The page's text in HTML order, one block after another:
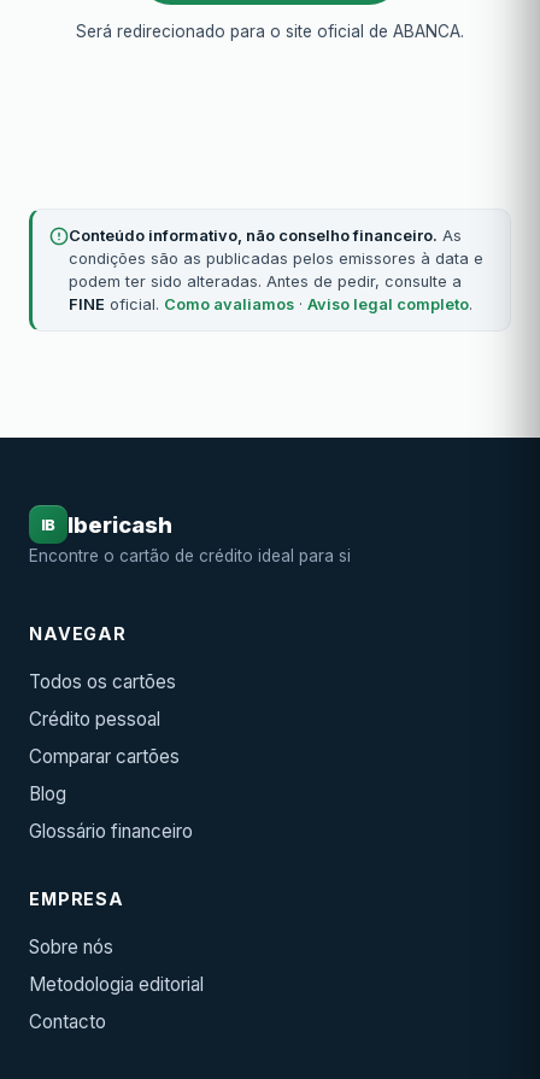
Será redirecionado para o site oficial de ABANCA.
Conteúdo informativo, não conselho financeiro. As
condições são as publicadas pelos emissores à data e
podem ter sido alteradas. Antes de pedir, consulte a
FINE oficial. Como avaliamos · Aviso legal completo.
IB Ibericash
Encontre o cartão de crédito ideal para si
NAVEGAR
Todos os cartões
Crédito pessoal
Comparar cartões
Blog
Glossário financeiro
EMPRESA
Sobre nós
Metodologia editorial
Contacto